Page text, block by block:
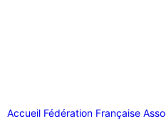
Accueil Fédération Française